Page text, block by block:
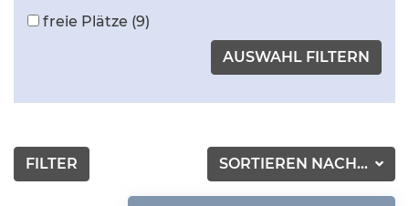
freie Plätze (9)
SORTIEREN NACH...
FILTER